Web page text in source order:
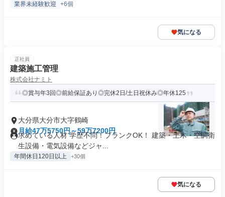
業界未経験歓迎 +6個
気になる
正社員
建築施工管理
株式会社ナミト
◎賞与年3回◎前給保証あり◎完休2日/土日祝休み◎年休125
大分県大分市大字鶴崎
月給47万5750円～59万7200円
求めている人材 学歴不問！ブランクOK！ 建築・土木・空調衛
生設備・電気設備などジャ...
年間休日120日以上 +30個
気になる